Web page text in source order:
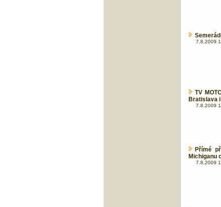
7.8.2009
TV
Bratislava
7.8.2009
Přímé
Michiganu
7.8.2009